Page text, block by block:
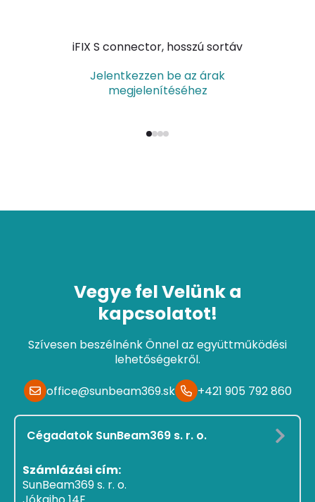
iFIX S connector, hosszú sortáv
Jelentkezzen be az árak
megjelenítéséhez
Vegye fel Velünk a
kapcsolatot!
Szívesen beszélnénk Önnel az együttműködési
lehetőségekről.
office@sunbeam369.sk
+421 905 792 860
Cégadatok SunBeam369 s. r. o.
Számlázási cím:
SunBeam369 s. r. o.